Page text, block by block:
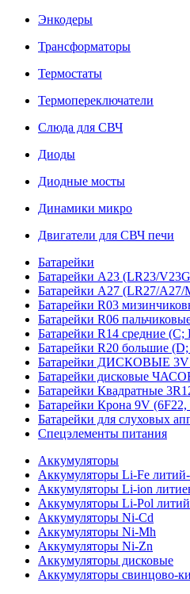
Энкодеры
Трансформаторы
Термостаты
Термопереключатели
Слюда для СВЧ
Диоды
Диодные мосты
Динамики микро
Двигатели для СВЧ печи
Батарейки
Батарейки A23 (LR23/
Батарейки A27 (LR27/A27/
Батарейки R03
Батарейки R06
Батарейки R14 средние (C;
Батарейки R20 большие
Батарейки ДИСКОВЫЕ 3V
Батарейки дисковые
Батарейки Квадратные
Батарейки Крона 9V
Батарейки для слуховых
Спецэлементы питания
Аккумуляторы
Аккумуляторы Li-Fe
Аккумуляторы Li-ion
Аккумуляторы Li-Pol
Аккумуляторы Ni-Cd
Аккумуляторы Ni-Mh
Аккумуляторы Ni-Zn
Аккумуляторы дисковые
Аккумуляторы свинцово-